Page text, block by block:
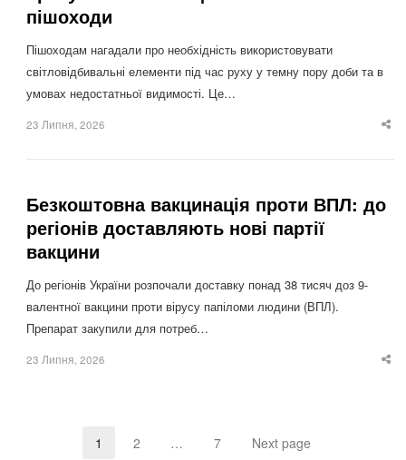
пішоходи
Пішоходам нагадали про необхідність використовувати
світловідбивальні елементи під час руху у темну пору доби та в
умовах недостатньої видимості. Це…
23 Липня, 2026
Безкоштовна вакцинація проти ВПЛ: до
регіонів доставляють нові партії
вакцини
До регіонів України розпочали доставку понад 38 тисяч доз 9-
валентної вакцини проти вірусу папіломи людини (ВПЛ).
Препарат закупили для потреб…
23 Липня, 2026
Page
1 Page
2 … Page
7 Next page